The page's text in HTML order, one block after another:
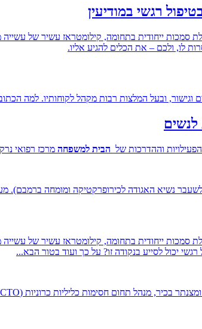
רגשי במודיעין
סמכות ייחודית בתחומה, קילומטראז עשיר של
לו, ולכם – את הכלים להגיע אליו.
וגישור, ובעל המלצות רבות מקהל לקוחותיו. למה
לנשים
וההדרכות של הבית למשפחה מרכז רפואי
נשיא האגודה לכירופרקטיקה ומומחה ברמבם).
ייחודית בתחומה, קילומטראז עשיר של
יכול לסייע בנקודה זו? על כך ועוד בטור הבא...